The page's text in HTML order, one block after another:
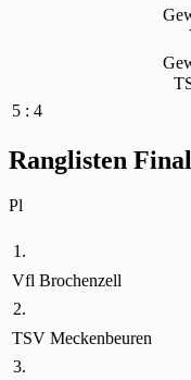
5 : 4
Ranglisten
Pl
1.
Vfl Brochenzell
2.
TSV Meckenbeuren
3.